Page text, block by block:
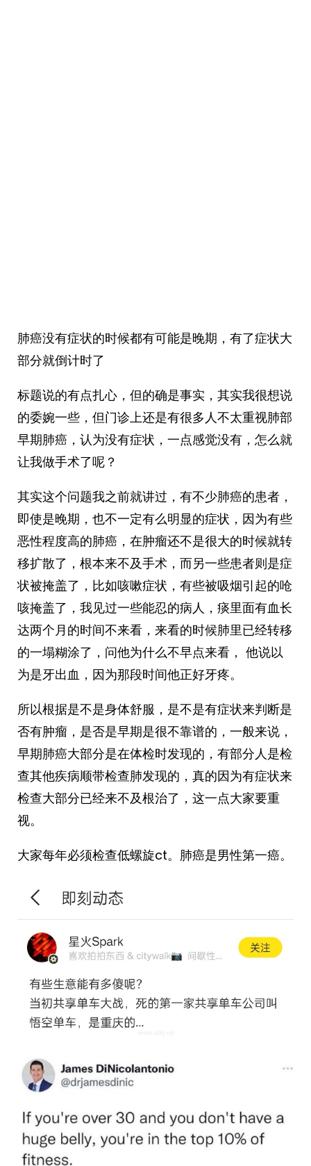
肺癌没有症状的时候都有可能是晚期，有了症状大
部分就倒计时了
标题说的有点扎心，但的确是事实，其实我很想说
的委婉一些，但门诊上还是有很多人不太重视肺部
早期肺癌，认为没有症状，一点感觉没有，怎么就
让我做手术了呢？
其实这个问题我之前就讲过，有不少肺癌的患者，
即使是晚期，也不一定有么明显的症状，因为有些
恶性程度高的肺癌，在肿瘤还不是很大的时候就转
移扩散了，根本来不及手术，而另一些患者则是症
状被掩盖了，比如咳嗽症状，有些被吸烟引起的呛
咳掩盖了，我见过一些能忍的病人，痰里面有血长
达两个月的时间不来看，来看的时候肺里已经转移
的一塌糊涂了，问他为什么不早点来看， 他说以
为是牙出血，因为那段时间他正好牙疼。
所以根据是不是身体舒服，是不是有症状来判断是
否有肿瘤，是否是早期是很不靠谱的，一般来说，
早期肺癌大部分是在体检时发现的，有部分人是检
查其他疾病顺带检查肺发现的，真的因为有症状来
检查大部分已经来不及根治了，这一点大家要重
视。
大家每年必须检查低螺旋ct。肺癌是男性第一癌。